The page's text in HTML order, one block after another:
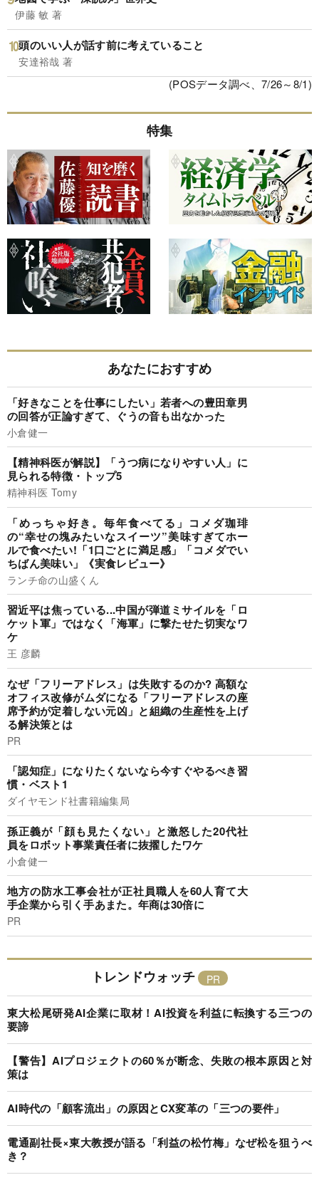
伊藤 敏 著
頭のいい人が話す前に考えていること
安達裕哉 著
(POSデータ調べ、7/26～8/1)
特集
あなたにおすすめ
「好きなことを仕事にしたい」若者への豊田章男
の回答が正論すぎて、ぐうの音も出なかった
小倉健一
【精神科医が解説】「うつ病になりやすい人」に
見られる特徴・トップ5
精神科医 Tomy
「めっちゃ好き。毎年食べてる」コメダ珈琲
の“幸せの塊みたいなスイーツ”美味すぎてホー
ルで食べたい!「1口ごとに満足感」「コメダでい
ちばん美味い」《実食レビュー》
ランチ命の山盛くん
習近平は焦っている...中国が弾道ミサイルを「ロ
ケット軍」ではなく「海軍」に撃たせた切実なワ
ケ
王 彦麟
なぜ「フリーアドレス」は失敗するのか? 高額な
オフィス改修がムダになる「フリーアドレスの座
席予約が定着しない元凶」と組織の生産性を上げ
る解決策とは
PR
「認知症」になりたくないなら今すぐやるべき習
慣・ベスト1
ダイヤモンド社書籍編集局
孫正義が「顔も見たくない」と激怒した20代社
員をロボット事業責任者に抜擢したワケ
小倉健一
地方の防水工事会社が正社員職人を60人育て大
手企業から引く手あまた。年商は30倍に
PR
トレンドウォッチ
東大松尾研発AI企業に取材！AI投資を利益に転換する三つの
要諦
【警告】AIプロジェクトの60％が断念、失敗の根本原因と対
策は
AI時代の「顧客流出」の原因とCX変革の「三つの要件」
電通副社長×東大教授が語る「利益の松竹梅」なぜ松を狙うべ
き？